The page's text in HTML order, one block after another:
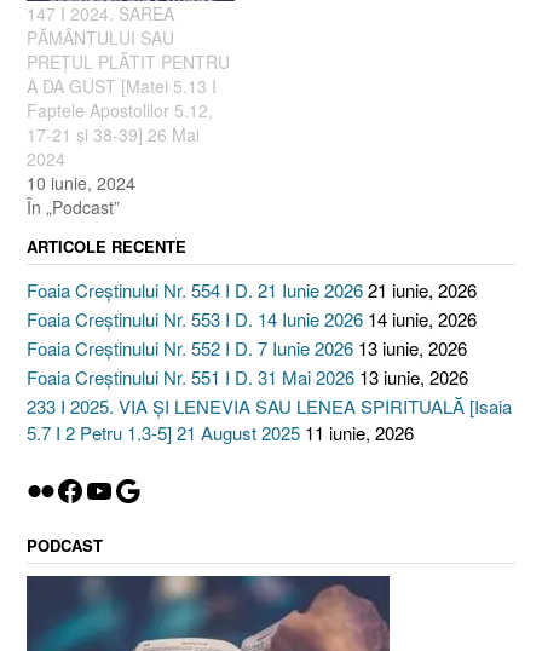
147 I 2024. SAREA
PĂMÂNTULUI SAU
PREȚUL PLĂTIT PENTRU
A DA GUST [Matei 5.13 I
Faptele Apostolilor 5.12,
17-21 și 38-39] 26 Mai
2024
10 iunie, 2024
În „Podcast”
ARTICOLE RECENTE
Foaia Creștinului Nr. 554 I D. 21 Iunie 202621 iunie, 2026
Foaia Creștinului Nr. 553 I D. 14 Iunie 2026 14 iunie, 2026
Foaia Creștinului Nr. 552 I D. 7 Iunie 2026 13 iunie, 2026
Foaia Creștinului Nr. 551 I D. 31 Mai 2026 13 iunie, 2026
233 I 2025. VIA ȘI LENEVIA SAU LENEA SPIRITUALĂ [Isaia
5.7 I 2 Petru 1.3-5] 21 August 2025 11 iunie, 2026
Flickr
Facebook
YouTube
Google
PODCAST